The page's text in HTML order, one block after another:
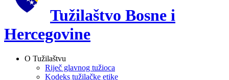
Tužilaštvo Bosne i
Hercegovine
O Tužilaštvu
Riječ glavnog tužioca
Kodeks tužilačke etike